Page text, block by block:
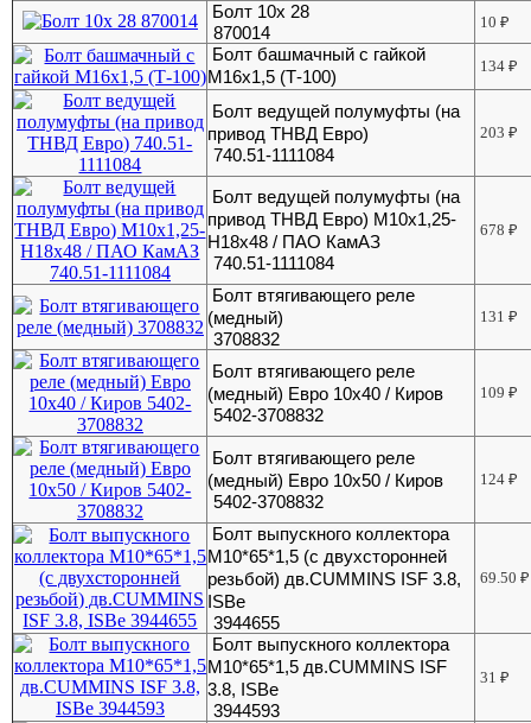
Болт 10х 28
870014
10₽
Болт башмачный с гайкой
М16х1,5 (Т-100)
134₽
Болт ведущей полумуфты (на
привод ТНВД Евро)
740.51-1111084
203₽
Болт ведущей полумуфты (на
привод ТНВД Евро) М10х1,25-
Н18х48 / ПАО КамАЗ
740.51-1111084
678₽
Болт втягивающего реле
(медный)
3708832
131₽
Болт втягивающего реле
(медный) Евро 10х40 / Киров
5402-3708832
109₽
Болт втягивающего реле
(медный) Евро 10х50 / Киров
5402-3708832
124₽
Болт выпускного коллектора
М10*65*1,5 (с двухсторонней
резьбой) дв.CUMMINS ISF 3.8,
ISBe
3944655
69.50₽
Болт выпускного коллектора
М10*65*1,5 дв.CUMMINS ISF
3.8, ISBe
3944593
31₽